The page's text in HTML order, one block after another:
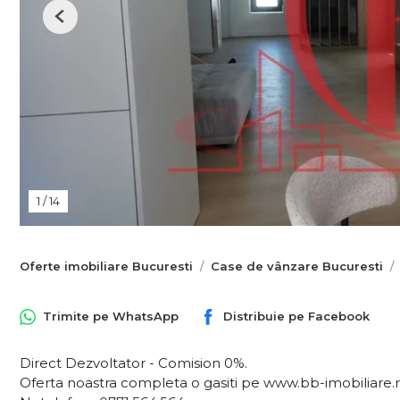
1 /14
Previous
Oferte imobiliare Bucuresti Case de vânzare Bucuresti
Trimite pe WhatsApp Distribuie pe Facebook
Direct Dezvoltator - Comision 0%.
Oferta noastra completa o gasiti pe www.bb-